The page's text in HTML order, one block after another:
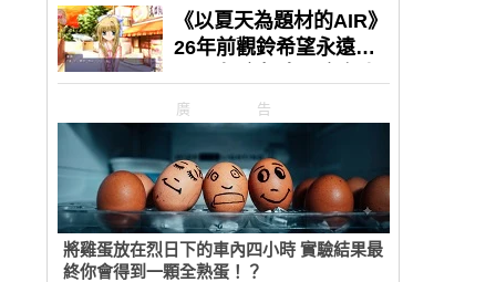
廣告
將雞蛋放在烈日下的車內四小時 實驗結果最
終你會得到一顆全熟蛋！？